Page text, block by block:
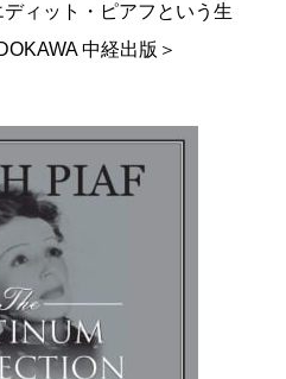
ィット・ピアフという生
中経出版＞